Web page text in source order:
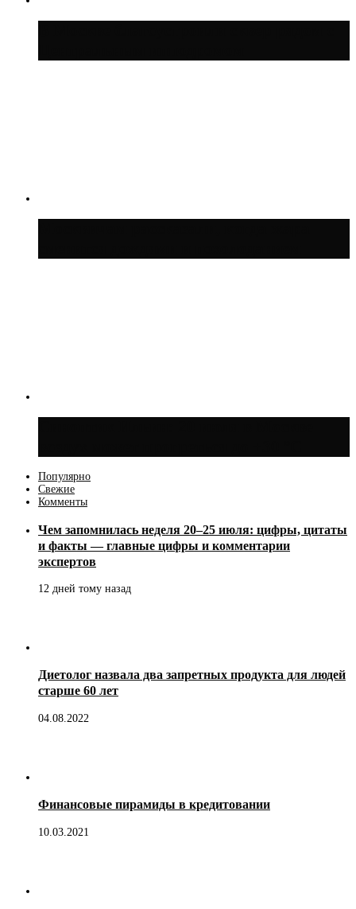
Популярно
Свежие
Комменты
Чем запомнилась неделя 20–25 июля: цифры, цитаты
и факты — главные цифры и комментарии
экспертов
12 дней тому назад
Диетолог назвала два запретных продукта для людей
старше 60 лет
04.08.2022
Финансовые пирамиды в кредитовании
10.03.2021